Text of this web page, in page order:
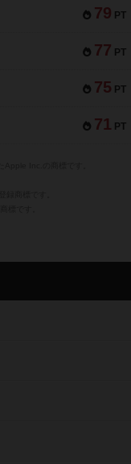
79 PT
77 PT
75 PT
71 PT